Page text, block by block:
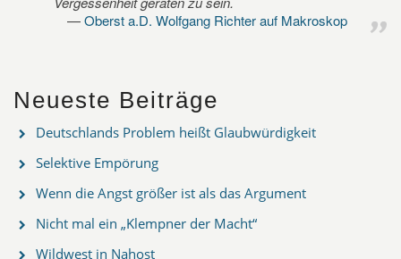
Oberst a.D. Wolfgang Richter auf Makroskop
Neueste Beiträge
Deutschlands Problem heißt Glaubwürdigkeit
Selektive Empörung
Wenn die Angst größer ist als das Argument
Nicht mal ein „Klempner der Macht“
Wildwest in Nahost